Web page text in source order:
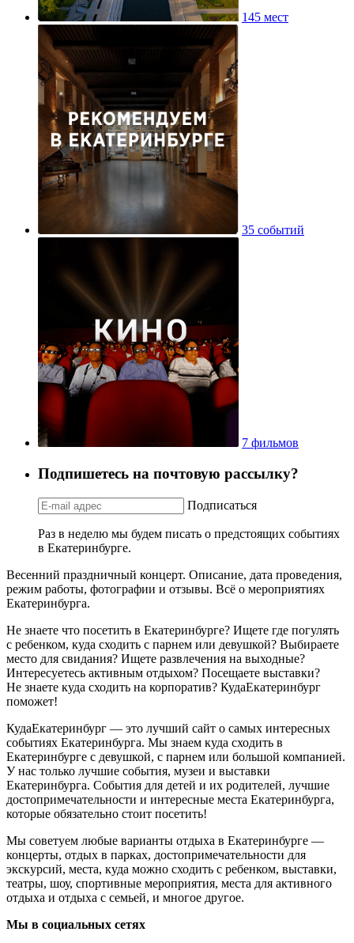
145 мест
35 событий
7 фильмов
Подпишетесь на почтовую рассылку?
Подписаться
Раз в неделю мы будем писать о предстоящих событиях
в Екатеринбурге.
Весенний праздничный концерт. Описание, дата проведения,
режим работы, фотографии и отзывы. Всё о мероприятиях
Екатеринбурга.
Не знаете что посетить в Екатеринбурге? Ищете где погулять
с ребенком, куда сходить с парнем или девушкой? Выбираете
место для свидания? Ищете развлечения на выходные?
Интересуетесь активным отдыхом? Посещаете выставки?
Не знаете куда сходить на корпоратив? КудаЕкатеринбург
поможет!
КудаЕкатеринбург — это лучший сайт о самых интересных
событиях Екатеринбурга. Мы знаем куда сходить в
Екатеринбурге с девушкой, с парнем или большой компанией.
У нас только лучшие события, музеи и выставки
Екатеринбурга. События для детей и их родителей, лучшие
достопримечательности и интересные места Екатеринбурга,
которые обязательно стоит посетить!
Мы советуем любые варианты отдыха в Екатеринбурге —
концерты, отдых в парках, достопримечательности для
экскурсий, места, куда можно сходить с ребенком, выставки,
театры, шоу, спортивные мероприятия, места для активного
отдыха и отдыха с семьей, и многое другое.
Мы в социальных сетях